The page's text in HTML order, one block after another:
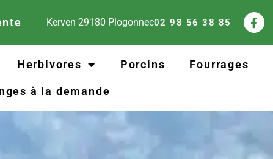
Kerven 29180 Plogonnec02 98 56 38 85
Herbivores Porcins Fourrages
à la demande